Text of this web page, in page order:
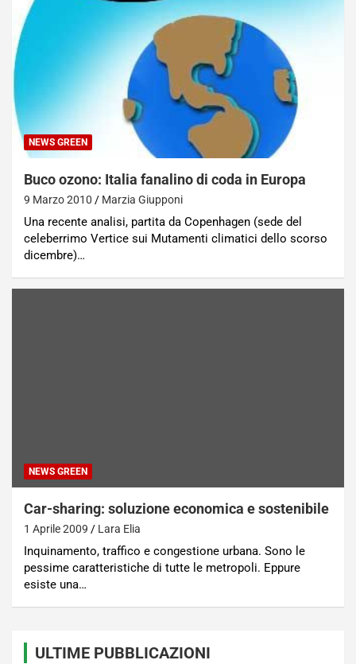
NEWS GREEN
Buco ozono: Italia fanalino di coda in Europa
9 Marzo 2010 Marzia Giupponi
Una recente analisi, partita da Copenhagen (sede del
celeberrimo Vertice sui Mutamenti climatici dello scorso
dicembre)…
NEWS GREEN
Car-sharing: soluzione economica e sostenibile
1 Aprile 2009 Lara Elia
Inquinamento, traffico e congestione urbana. Sono le
pessime caratteristiche di tutte le metropoli. Eppure
esiste una…
ULTIME PUBBLICAZIONI